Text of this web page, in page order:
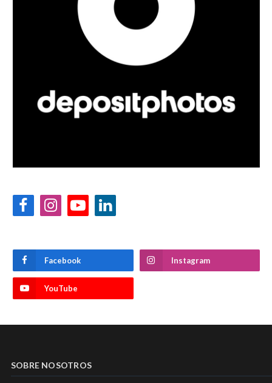
FacebookInstagramYouTubeLinkedIn
Facebook Instagram
YouTube
SOBRE NOSOTROS